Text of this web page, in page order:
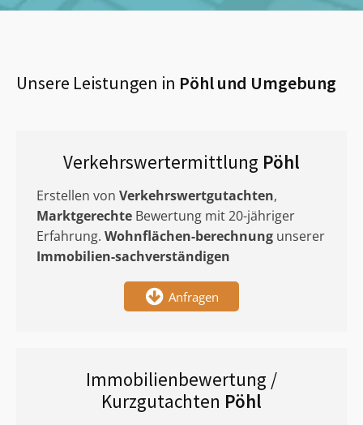
Unsere Leistungen in Pöhlund Umgebung
Verkehrswertermittlung Pöhl
Erstellen von Verkehrswertgutachten,
Marktgerechte Bewertung mit 20-jähriger
Erfahrung. Wohnflächen-berechnung unserer
Immobilien-sachverständigen
Anfragen
Immobilienbewertung /
Kurzgutachten Pöhl